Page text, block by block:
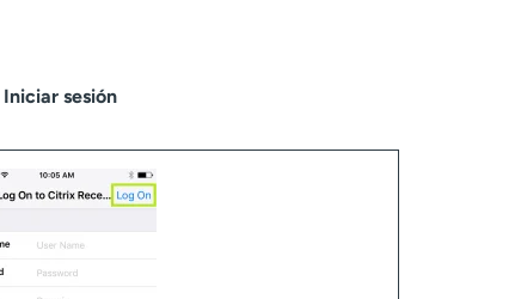
Iniciar sesión